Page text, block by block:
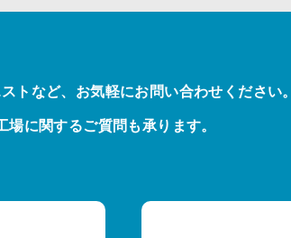
トなど、お気軽にお問い合わせください。
に関するご質問も承ります。